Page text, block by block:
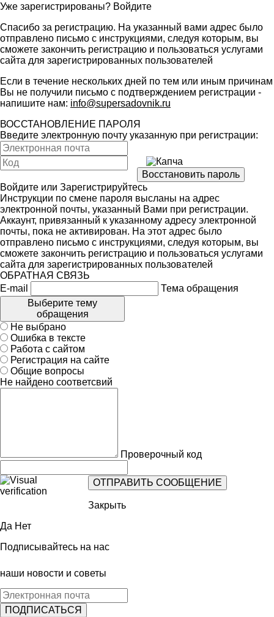
Уже зарегистрированы? Войдите
Спасибо за регистрацию. На указанный вами адрес было
отправлено письмо с инструкциями, следуя которым, вы
сможете закончить регистрацию и пользоваться услугами
сайта для зарегистрированных пользователей
Если в течение нескольких дней по тем или иным причинам
Вы не получили письмо с подтверждением регистрации -
напишите нам: info@supersadovnik.ru
ВОССТАНОВЛЕНИЕ ПАРОЛЯ
Введите электронную почту указанную при регистрации:
Войдите или Зарегистрируйтесь
Инструкции по смене пароля высланы на адрес
электронной почты, указанный Вами при регистрации.
Аккаунт, привязанный к указанному адресу электронной
почты, пока не активирован. На этот адрес было
отправлено письмо с инструкциями, следуя которым, вы
сможете закончить регистрацию и пользоваться услугами
сайта для зарегистрированных пользователей
ОБРАТНАЯ СВЯЗЬ
E-mail
Тема обращения
Выберите тему
обращения
Не выбрано
Ошибка в тексте
Работа с сайтом
Регистрация на сайте
Общие вопросы
Не найдено соответсвий
Проверочный код
Закрыть
Да Нет
Подписывайтесь на нас
наши новости и советы